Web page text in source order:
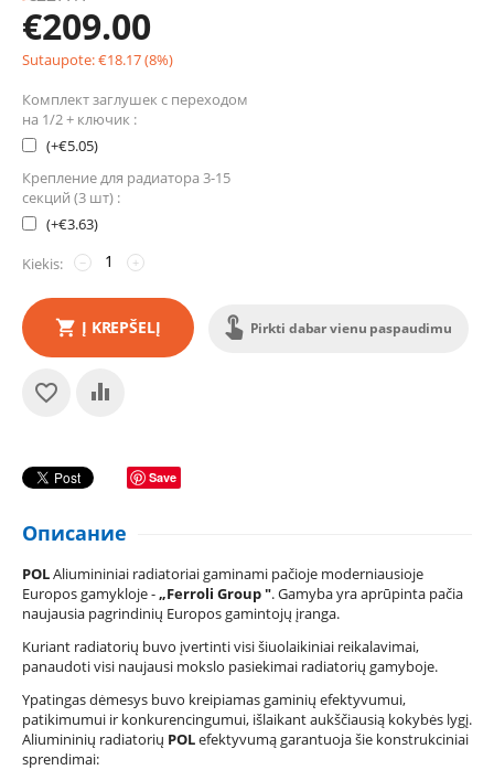
€209.00
Sutaupote:€18.17(8%)
Комплект заглушек с переходом
на 1/2 + ключик :
(+€5.05)
Крепление для радиатора 3-15
секций (3 шт) :
(+€3.63)
Kiekis:
+
−
Į KREPŠELĮ Pirkti dabar vienu paspaudimu
Save
Описание
POLAliumininiai radiatoriai gaminami pačioje moderniausioje
Europos gamykloje - „Ferroli Group ". Gamyba yra aprūpinta pačia
naujausia pagrindinių Europos gamintojų įranga.
Kuriant radiatorių buvo įvertinti visi šiuolaikiniai reikalavimai,
panaudoti visi naujausi mokslo pasiekimai radiatorių gamyboje.
Ypatingas dėmesys buvo kreipiamas gaminių efektyvumui,
patikimumui ir konkurencingumui, išlaikant aukščiausią kokybės lygį.
Aliumininių radiatorių POLefektyvumą garantuoja šie konstrukciniai
sprendimai: